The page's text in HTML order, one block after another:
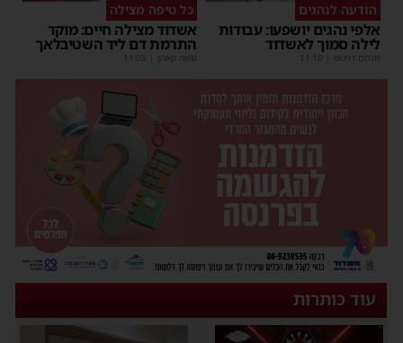
הודעה לנהגים
אלפי נהגים יושפעו: עבודות
לילה סמוך לאשדוד
מנחם דויטש 11:10
כל טיפה מצילה
אשדוד מצילה חיים: מוקד
התרמת דם ליד השטיבלאך
משה קאהן 11:05
עוד כותרות